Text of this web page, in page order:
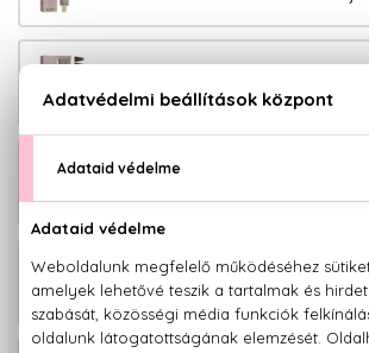
rezorcin mentes
Echos Color - Pure Copper
Echos Color - Cold Copper
rezorcin mentes